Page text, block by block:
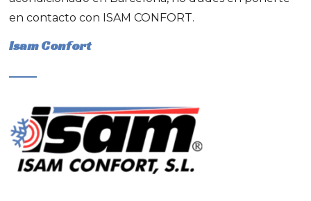
en contacto con ISAM CONFORT.
Isam Confort